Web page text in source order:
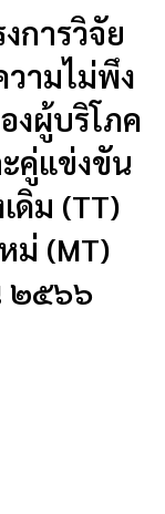
การวิจัย
วามไม่พึง
งผู้บริโภค
แข่งขัน
ดิม (TT)
ม่ (MT)
๒๕๖๖